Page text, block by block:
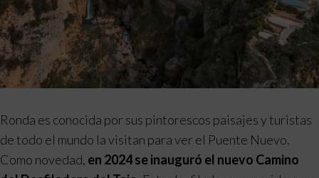
Ronda es conocida por sus pintorescos paisajes y turistas
de todo el mundo la visitan para ver el Puente Nuevo.
Como novedad, en 2024 se inauguró el nuevo Camino